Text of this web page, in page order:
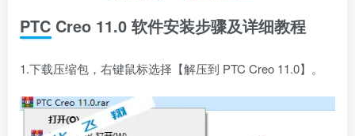
PTC Creo 11.0 软件安装步骤及详细教程
1.下载压缩包，右键鼠标选择【解压到 PTC Creo 11.0】。